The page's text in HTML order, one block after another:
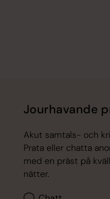
Jourhavande
Akut samtals- och
Prata eller chatta
med en präst på
nätter.